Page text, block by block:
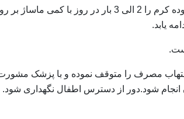
نظر قرار داده و پس از
يابد.
مصرف را متوقف نموده و با پزشک مشورت
شود.دور از دسترس اطفال نگهداری شود.